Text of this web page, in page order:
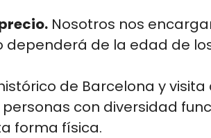
Nosotros nos
de la edad de
de Barcelona y visita
con diversidad
forma física.